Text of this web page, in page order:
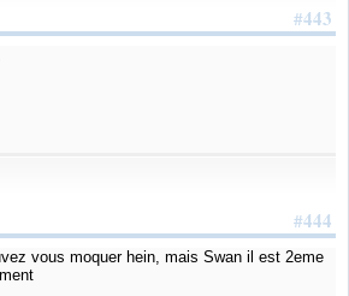
#443
#444
vous moquer hein, mais Swan il est 2eme